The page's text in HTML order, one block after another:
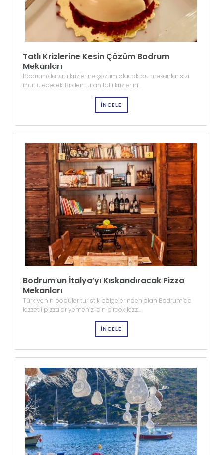
Tatlı Krizlerine Kesin Çözüm Bodrum
Mekanları
Bodrum’da tatlı krizlerine çözüm olacak bu mekanlar sizi
mutlu edecek..Birden tutan tatlı krizlerini...
İNCELE
Bodrum’un İtalya’yı Kıskandıracak Pizza
Mekanları
Türkiye'nin popüler turistik bölgelerinden olan Bodrum’da
lezzetli pizzalar yemeniz için birçok lezz...
İNCELE